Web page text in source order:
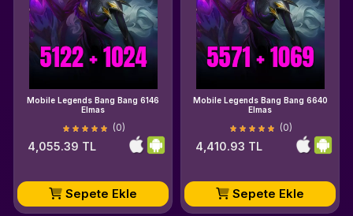
Mobile Legends Bang Bang 6146
Elmas
(0)
4,055.39 TL
Sepete Ekle
Mobile Legends Bang Bang 6640
Elmas
(0)
4,410.93 TL
Sepete Ekle